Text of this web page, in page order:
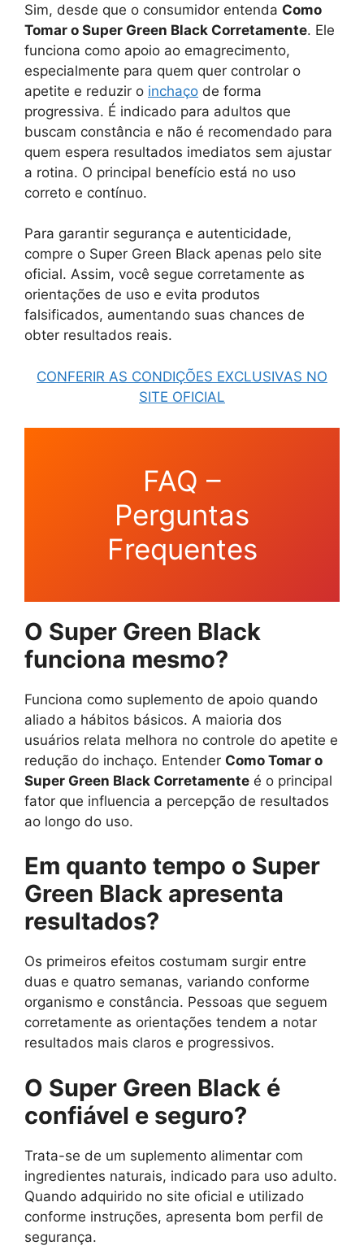
Sim, desde que o consumidor entenda Como
Tomar o Super Green Black Corretamente. Ele
funciona como apoio ao emagrecimento,
especialmente para quem quer controlar o
apetite e reduzir o inchaço de forma
progressiva. É indicado para adultos que
buscam constância e não é recomendado para
quem espera resultados imediatos sem ajustar
a rotina. O principal benefício está no uso
correto e contínuo.
Para garantir segurança e autenticidade,
compre o Super Green Black apenas pelo site
oficial. Assim, você segue corretamente as
orientações de uso e evita produtos
falsificados, aumentando suas chances de
obter resultados reais.
CONFERIR AS CONDIÇÕES EXCLUSIVAS NO
SITE OFICIAL
FAQ –
Perguntas
Frequentes
O Super Green Black
funciona mesmo?
Funciona como suplemento de apoio quando
aliado a hábitos básicos. A maioria dos
usuários relata melhora no controle do apetite e
redução do inchaço. Entender Como Tomar o
Super Green Black Corretamente é o principal
fator que influencia a percepção de resultados
ao longo do uso.
Em quanto tempo o Super
Green Black apresenta
resultados?
Os primeiros efeitos costumam surgir entre
duas e quatro semanas, variando conforme
organismo e constância. Pessoas que seguem
corretamente as orientações tendem a notar
resultados mais claros e progressivos.
O Super Green Black é
confiável e seguro?
Trata-se de um suplemento alimentar com
ingredientes naturais, indicado para uso adulto.
Quando adquirido no site oficial e utilizado
conforme instruções, apresenta bom perfil de
segurança.